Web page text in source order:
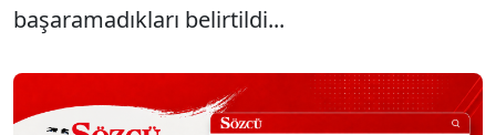
başaramadıkları belirtildi...